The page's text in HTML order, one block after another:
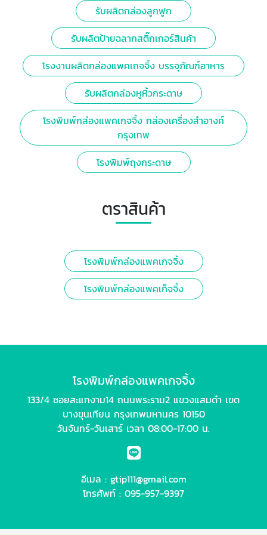
รับผลิตกล่องลูกฟูก
รับผลิตป้ายฉลากสติ๊กเกอร์สินค้า
โรงงานผลิตกล่องแพคเกจจิ้ง บรรจุภัณฑ์อาหาร
รับผลิตกล่องหูหิ้วกระดาษ
โรงพิมพ์กล่องแพคเกจจิ้ง กล่องเครื่องสำอางค์
กรุงเทพ
โรงพิมพ์ถุงกระดาษ
ตราสินค้า
โรงพิมพ์กล่องแพคเกจจิ้ง
โรงพิมพ์กล่องแพคเก็จจิ้ง
โรงพิมพ์กล่องแพคเกจจิ้ง
133/4 ซอยสะแกงาม14 ถนนพระราม2 แขวงแสมดำ เขต
บางขุนเทียน กรุงเทพมหานคร 10150
วันจันทร์-วันเสาร์ เวลา 08:00-17:00 น.
อีเมล : gtip111@gmail.com
โทรศัพท์ : 095-957-9397